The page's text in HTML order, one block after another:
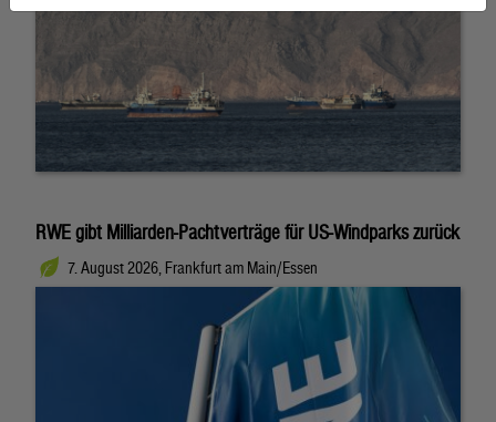
RWE gibt Milliarden-Pachtverträge für US-Windparks zurück
7. August 2026, Frankfurt am Main/Essen